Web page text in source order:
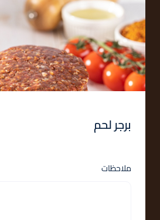
برجر لحم
ملاحظات